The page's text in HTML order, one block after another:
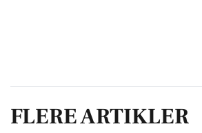
FLERE ARTIKLER